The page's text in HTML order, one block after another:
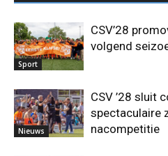
Sport
CSV’28
volgend
Nieuws
CSV ’28 sluit
spectaculaire
nacompetitie